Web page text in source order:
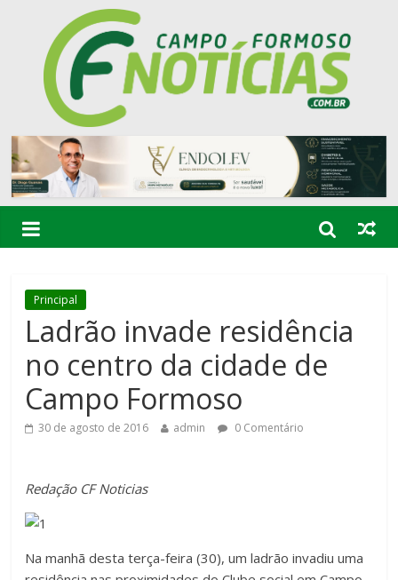
Principal
Ladrão invade residência
no centro da cidade de
Campo Formoso
30 de agosto de 2016 admin 0 Comentário
Redação CF Noticias
Na manhã desta terça-feira (30), um ladrão invadiu uma